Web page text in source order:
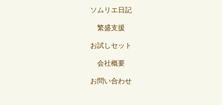
ソムリエ日記
繁盛支援
お試しセット
会社概要
お問い合わせ